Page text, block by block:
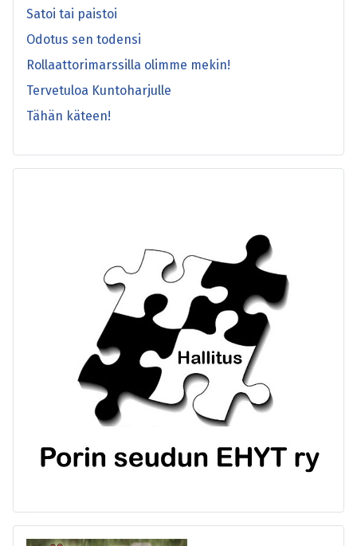
Satoi tai paistoi
Odotus sen todensi
Rollaattorimarssilla olimme mekin!
Tervetuloa Kuntoharjulle
Tähän käteen!